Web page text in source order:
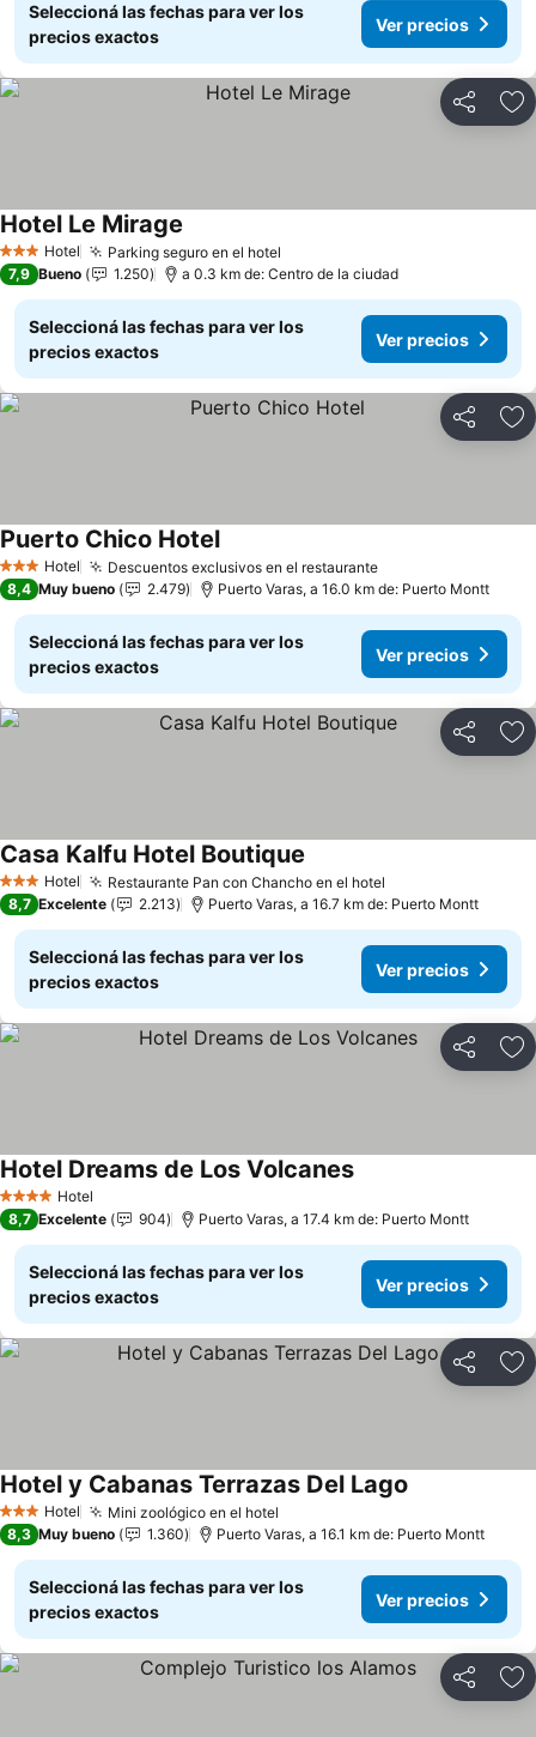
Seleccioná las fechas para ver los
precios exactos
Ver precios
Compartir
3 Estrellas
Hotel Parking seguro en el hotel
Hotel Le Mirage
7,9 Bueno 1.250 a 0.3 km de: Centro de la ciudad
Seleccioná las fechas para ver los
precios exactos
Ver precios
Compartir
3 Estrellas
Hotel Descuentos exclusivos en el restaurante
Puerto Chico Hotel
8,4 Muy bueno 2.479 Puerto Varas, a 16.0 km de: Puerto Montt
Seleccioná las fechas para ver los
precios exactos
Ver precios
Compartir
3 Estrellas
Hotel Restaurante Pan con Chancho en el hotel
Casa Kalfu Hotel Boutique
8,7 Excelente 2.213 Puerto Varas, a 16.7 km de: Puerto Montt
Seleccioná las fechas para ver los
precios exactos
Ver precios
Compartir
4 EstrellasHotel
Hotel Dreams de Los Volcanes
8,7 Excelente 904 Puerto Varas, a 17.4 km de: Puerto Montt
Seleccioná las fechas para ver los
precios exactos
Ver precios
Compartir
3 Estrellas
Hotel Mini zoológico en el hotel
Hotel y Cabanas Terrazas Del Lago
8,3 Muy bueno 1.360 Puerto Varas, a 16.1 km de: Puerto Montt
Seleccioná las fechas para ver los
precios exactos
Ver precios
Compartir